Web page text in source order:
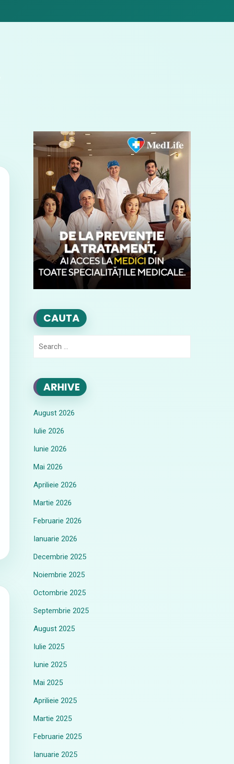
CAUTA
ARHIVE
August 2026
Iulie 2026
Iunie 2026
Mai 2026
Aprilieie 2026
Martie 2026
Februarie 2026
Ianuarie 2026
Decembrie 2025
Noiembrie 2025
Octombrie 2025
Septembrie 2025
August 2025
Iulie 2025
Iunie 2025
Mai 2025
Aprilieie 2025
Martie 2025
Februarie 2025
Ianuarie 2025